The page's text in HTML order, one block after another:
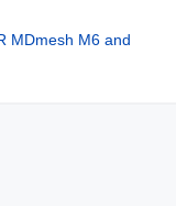
MDmesh M6 and